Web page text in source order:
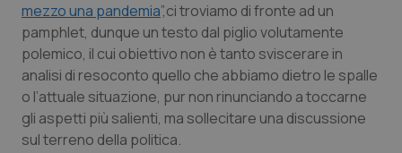
Campania
Emilia-Romagna
Friuli Venezia Giulia
Car-T
Colesterolo & coronaropatie
Dermatite Atopica
mezzo una pandemia”,ci troviamo di fronte ad un
pamphlet, dunque un testo dal piglio volutamente
polemico, il cui obiettivo non è tanto sviscerare in
analisi di resoconto quello che abbiamo dietro le spalle
o l’attuale situazione, pur non rinunciando a toccarne
gli aspetti più salienti, ma sollecitare una discussione
sul terreno della politica.